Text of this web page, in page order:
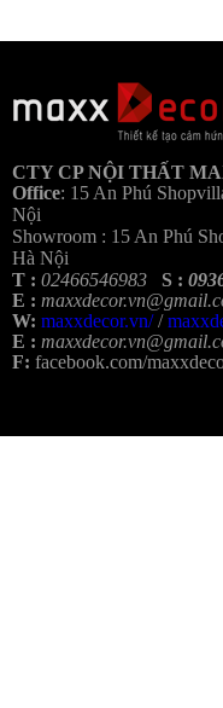
CTY CP NỘI THẤT
Office: 15 An Phú
Nội
Showroom : 15 An Phú
Hà Nội
T : 02466546983 S :
E :
W: maxxdecor.vn//
E :
F: facebook.com/